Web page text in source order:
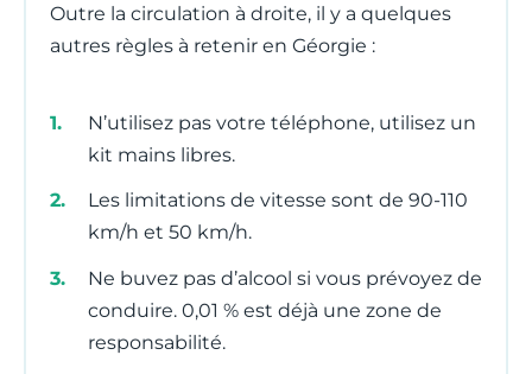
Outre la circulation à droite, il y a quelques
autres règles à retenir en Géorgie :
N’utilisez pas votre téléphone, utilisez un
kit mains libres.
Les limitations de vitesse sont de 90-110
km/h et 50 km/h.
Ne buvez pas d’alcool si vous prévoyez de
conduire. 0,01 % est déjà une zone de
responsabilité.